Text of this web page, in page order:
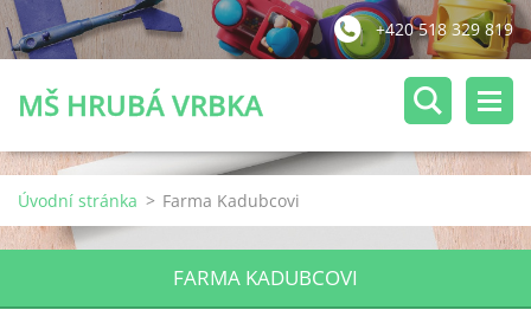
+420 518 329 819
MŠ HRUBÁ VRBKA
Úvodní stránka > Farma Kadubcovi
FARMA KADUBCOVI